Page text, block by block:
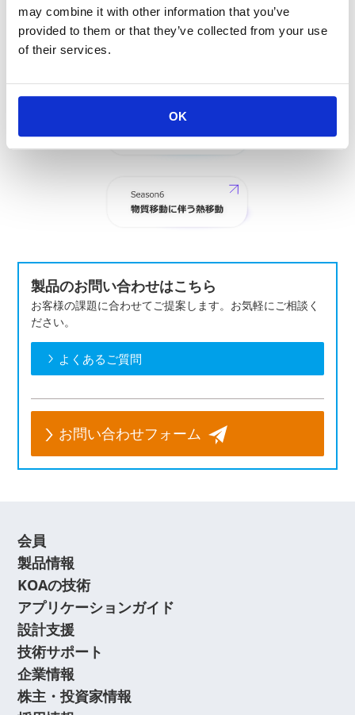
may combine it with other information that you’ve
provided to them or that they’ve collected from your use
of their services.
OK
製品のお問い合わせはこちら
お客様の課題に合わせてご提案します。お気軽にご相談く
ださい。
よくあるご質問
お問い合わせフォーム
会員
製品情報
KOAの技術
アプリケーションガイド
設計支援
技術サポート
企業情報
株主・投資家情報